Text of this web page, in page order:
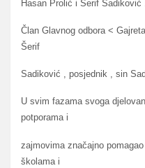
Hasan Prolić i Šerif Sadiković .
Član Glavnog odbora <
Šerif
Sadiković , posjednik , sin
U svim fazama svoga
potporama i
zajmovima značajno
školama i